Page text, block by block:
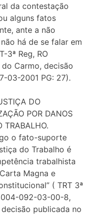
da contestação
alguns fatos
ante a não
há de se falar em
3ª Reg, RO
do Carmo, decisão
03-2001 PG: 27).
DO
POR DANOS
TRABALHO.
o fato-suporte
do Trabalho é
trabalhista
Magna e
( TRT 3ª
092-03-00-8,
decisão publicada no